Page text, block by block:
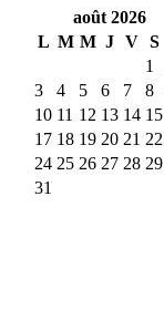
août 2026
L M M J V S
1
3
4 5 6 7 8
10 11 12 13 14 15
17 18 19 20 21 22
24 25 26 27 28 29
31